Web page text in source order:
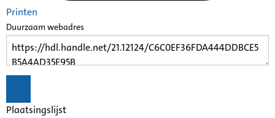
Printen
Duurzaam webadres
Plaatsingslijst